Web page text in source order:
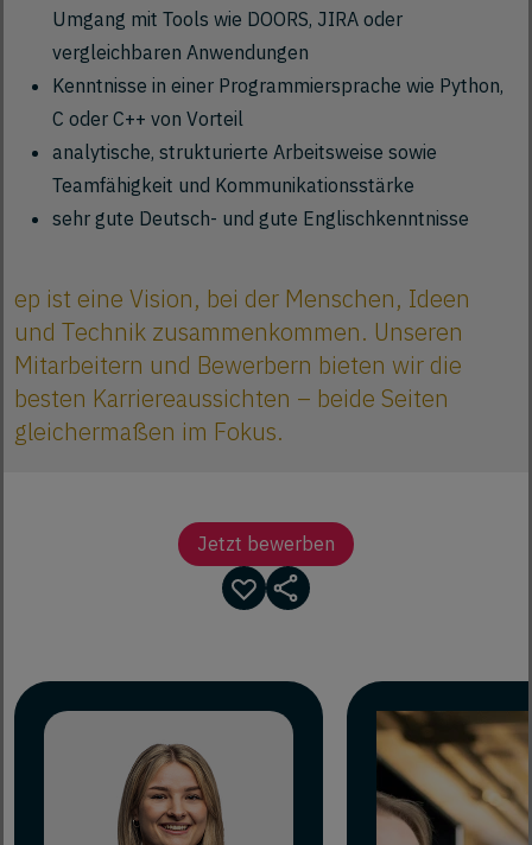
Umgang mit Tools wie DOORS, JIRA oder
vergleichbaren Anwendungen
Kenntnisse in einer Programmiersprache wie Python,
C oder C++ von Vorteil
analytische, strukturierte Arbeitsweise sowie
Teamfähigkeit und Kommunikationsstärke
sehr gute Deutsch- und gute Englischkenntnisse
ep ist eine Vision, bei der Menschen, Ideen
und Technik zusammenkommen. Unseren
Mitarbeitern und Bewerbern bieten wir die
besten Karriereaussichten – beide Seiten
gleichermaßen im Fokus.
Jetzt bewerben